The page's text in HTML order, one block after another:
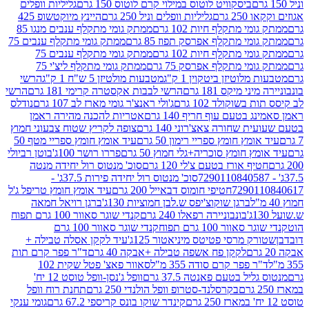
ביסקוויט לוטוס במילוי קרם לוטוס 150 גרם
גליליות וופלים
גרם
גליליות וופלים וניל 250 גרם
היינץ מיוקטשופ 425
מתקלף חיות 102 גרם
ממתק גומי מתקלף ענבים מנגו 85
מתקלף אפרסק תפוז 85 גרם
ממתק גומי מתקלף ענבים 75
מתקלף חיות 102 גרם
ממתק גומי מתקלף ענבים 75
מתקלף אפרסק 75 גרם
ממתק גומי מתקלף ליצ'י 75
ביטקוין 1 ק"ג
מטבעות מולטיזן 5 ש"ח 1 ק"ג
הרשי
מיקס 181 גרם
הרשי לבבות אקסטרה קרימי 181 גרם
הרשי
102 גרם
ג'ולי ראנצ'ר גומי מארז לב 107 גרם
נודלס
עוף חריף 140 גרם
אטריות להכנה מהירה ראמן
שחורה צאצ'רוני 140 גרם
צופה לקריץ שטוח צבעוני חמוץ
חומץ ספריי רימון 50 גרם
עיד אומץ חומץ ספריי מטף 50
חומץ סוכריה+גלי חמוץ 50 גרם
פררו רושר 100ג'
בוטן רביולי
אורז בטעם צ'לי 120 גרם
סוכ' מנטוס רול יחידה מנטה
סוכ' מנטוס רול יחידה פירות 37.5ג' -
חטיפי חומוס דבאייל 200 גרם
עיד אומץ חומץ טריפל ג'ל
ברגן שוקוצ'יפס ש.לבן חמוציות 130ג'
ברגן רויאל חמאה
בונבוניירה רפאלו 240 גרם
קנדי שוגר סאוור 100 גרם תפוח
100 גרם תפוח
קנדי שוגר סאוור 100 גרם
מרסי פטיטס מיניאטור 125ג'
עיד לקקן אסלה טבילה +
לקקן פח אשפה טבילה +אבקה 40 גרם
ד"ר פפר קרם תות
פפר קרם סודה 355 מ"ל
סאוור פאצ' פטל שקית 102
בטעם פאנטה 37.5 גרם
וופל ג'נסן-וופל טוסט 12 יח'
בקרסלנד-סטרופ וופל הולנדי 250 גרם
תחנת רוח וופל
קינדר שוקו בונס קריספי 67.2 גרם
גומי ענקי